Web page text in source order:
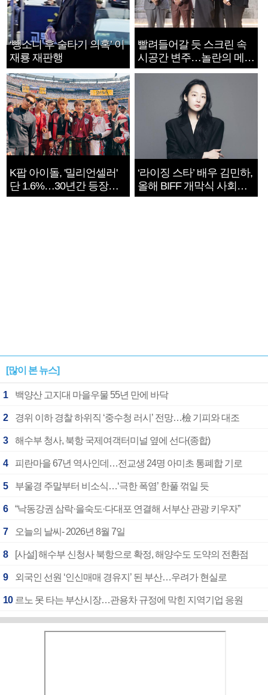
‘뺑소니 후 술타기 의혹’ 이
재룡 재판행
빨려들어갈 듯 스크린 속
시공간 변주…놀란의 메시
지는 ‘전쟁 속죄’
K팝 아이돌, '밀리언셀러'
단 1.6%…30년간 등장
1182개팀 전수조사
‘라이징 스타’ 배우 김민하,
올해 BIFF 개막식 사회자
확정
[많이 본 뉴스]
1 백양산 고지대 마을우물 55년 만에 바닥
2 경위 이하 경찰 하위직 ‘중수청 러시’ 전망…檢 기피와 대조
3 해수부 청사, 북항 국제여객터미널 옆에 선다(종합)
4 피란마을 67년 역사인데…전교생 24명 아미초 통폐합 기로
5 부울경 주말부터 비소식…‘극한 폭염’ 한풀 꺾일 듯
6 “낙동강권 삼락·을숙도·다대포 연결해 서부산 관광 키우자”
7 오늘의 날씨- 2026년 8월 7일
8 [사설] 해수부 신청사 북항으로 확정, 해양수도 도약의 전환점
9 외국인 선원 ‘인신매매 경유지’ 된 부산…우려가 현실로
10 르노 못 타는 부산시장…관용차 규정에 막힌 지역기업 응원